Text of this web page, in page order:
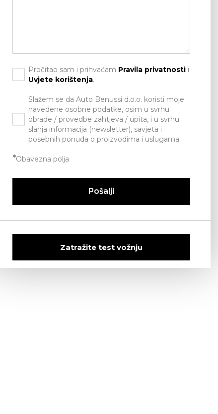
Pročitao sam i prihvaćam Pravila privatnosti i
Uvjete korištenja.
Slažem se da Auto Benussi d.o.o. koristi moje
navedene osobne podatke, osim u svrhu
obrade / provedbe zahtjeva / upita, i u svrhu
slanja informacija (newsletter), savjeta i
posebnih ponuda o proizvodima i uslugama
*Obavezna polja
Pošalji
Zatražite test vožnju